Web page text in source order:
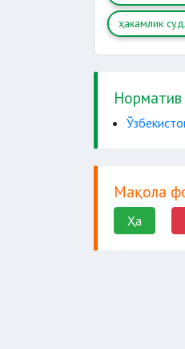
ҳакамлик
Мақола
Ҳа